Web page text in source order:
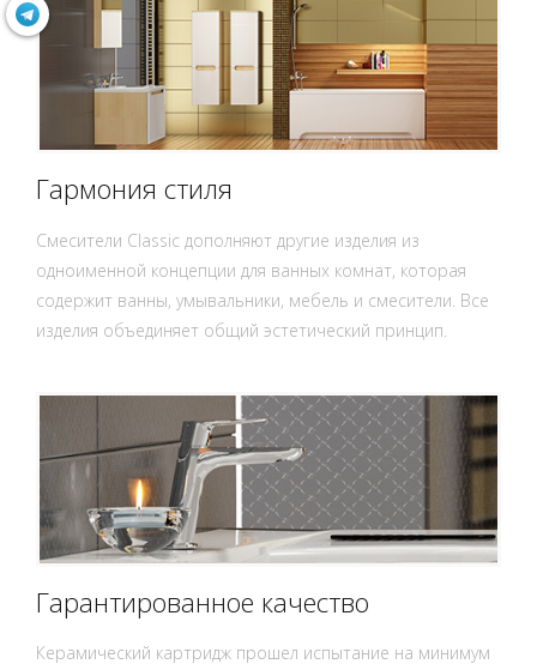
Гармония стиля
Смесители Classic дополняют другие изделия из
одноименной концепции для ванных комнат, которая
содержит ванны, умывальники, мебель и смесители. Все
изделия объединяет общий эстетический принцип.
Гарантированное качество
Керамический картридж прошел испытание на минимум